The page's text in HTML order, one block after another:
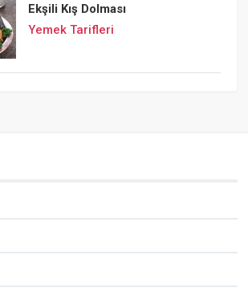
Ekşili Kış Dolması
Yemek Tarifleri